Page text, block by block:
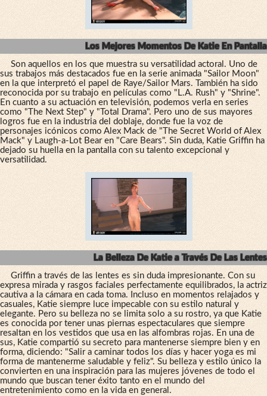
Los Mejores Momentos De Katie En Pantalla
Son aquellos en los que muestra su versatilidad actoral. Uno de
sus trabajos más destacados fue en la serie animada "Sailor Moon"
en la que interpretó el papel de Raye/Sailor Mars. También ha sido
reconocida por su trabajo en películas como "L.A. Rush" y "Shrine".
En cuanto a su actuación en televisión, podemos verla en series
como "The Next Step" y "Total Drama". Pero uno de sus mayores
logros fue en la industria del doblaje, donde fue la voz de
personajes icónicos como Alex Mack de "The Secret World of Alex
Mack" y Laugh-a-Lot Bear en "Care Bears". Sin duda, Katie Griffin ha
dejado su huella en la pantalla con su talento excepcional y
versatilidad.
La Belleza De Katie a Través De Las Lentes
Griffin a través de las lentes es sin duda impresionante. Con su
expresa mirada y rasgos faciales perfectamente equilibrados, la actriz
cautiva a la cámara en cada toma. Incluso en momentos relajados y
casuales, Katie siempre luce impecable con su estilo natural y
elegante. Pero su belleza no se limita solo a su rostro, ya que Katie
es conocida por tener unas piernas espectaculares que siempre
resaltan en los vestidos que usa en las alfombras rojas. En una de
sus, Katie compartió su secreto para mantenerse siempre bien y en
forma, diciendo: "Salir a caminar todos los días y hacer yoga es mi
forma de mantenerme saludable y feliz". Su belleza y estilo único la
convierten en una inspiración para las mujeres jóvenes de todo el
mundo que buscan tener éxito tanto en el mundo del
entretenimiento como en la vida en general.